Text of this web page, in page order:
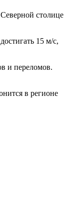
столице
15 м/с,
и переломов.
в регионе